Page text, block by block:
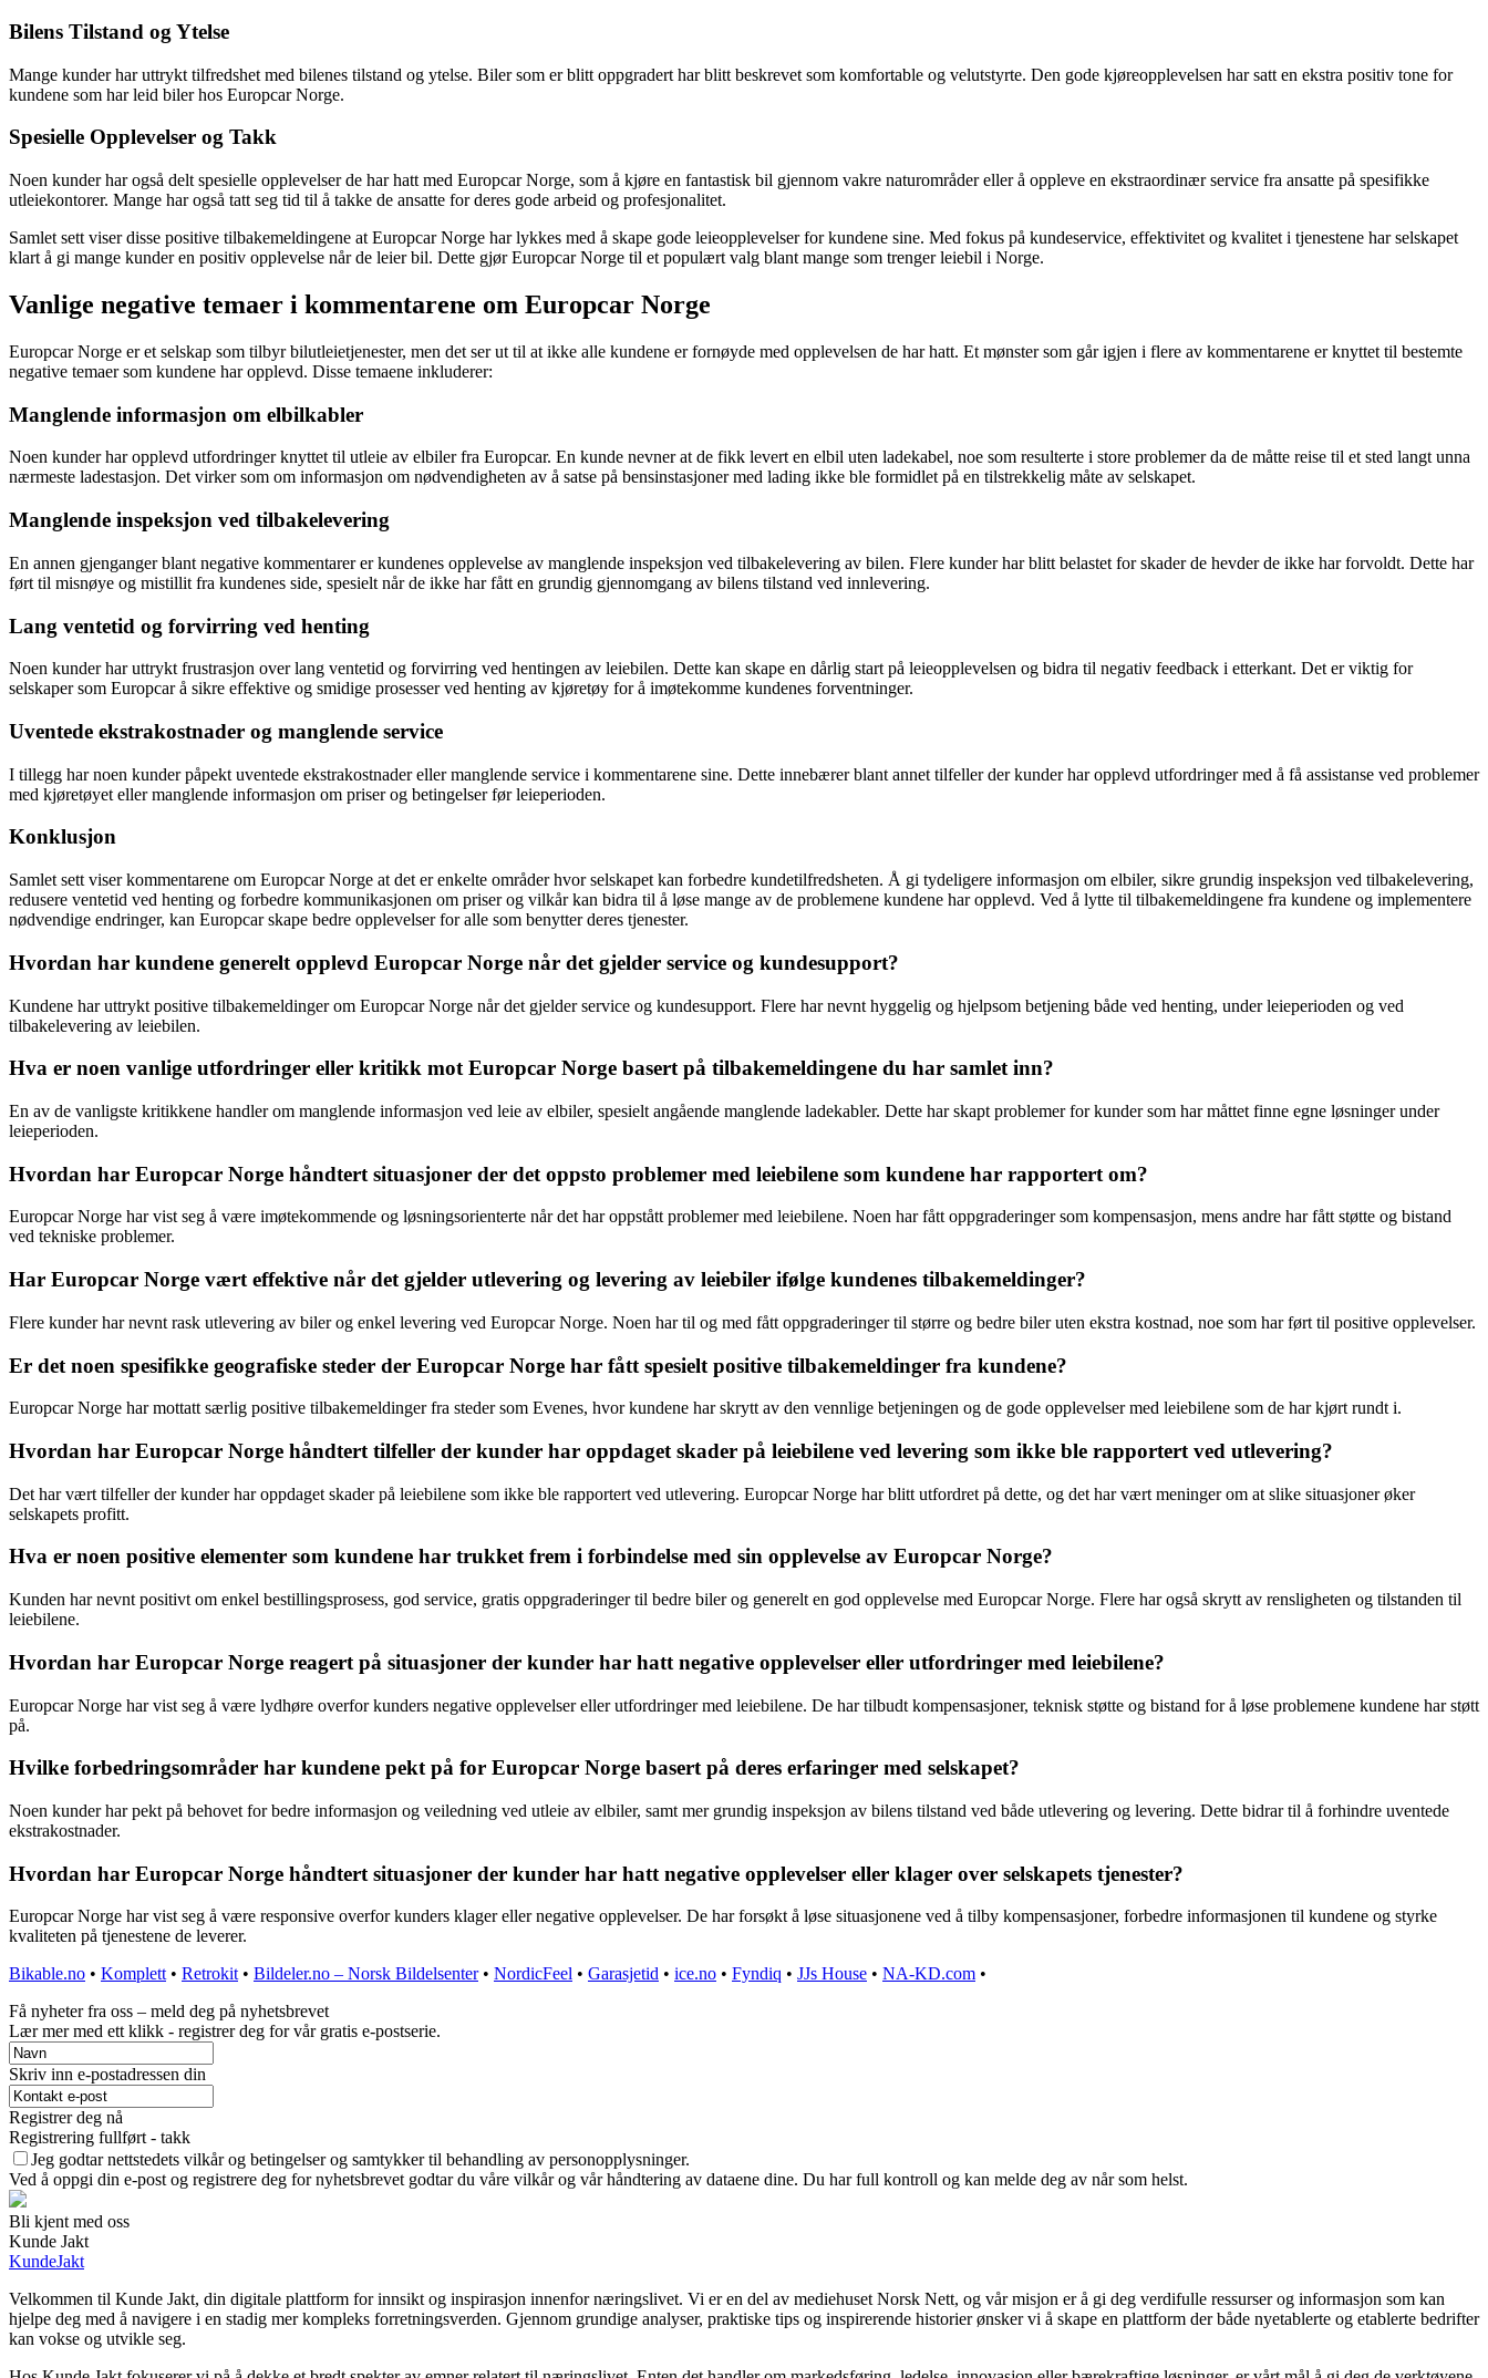
Bilens Tilstand og Ytelse
Mange kunder har uttrykt tilfredshet med bilenes tilstand og ytelse. Biler som er blitt oppgradert har blitt beskrevet som komfortable og velutstyrte. Den gode kjøreopplevelsen har satt en ekstra positiv tone for
kundene som har leid biler hos Europcar Norge.
Spesielle Opplevelser og Takk
Noen kunder har også delt spesielle opplevelser de har hatt med Europcar Norge, som å kjøre en fantastisk bil gjennom vakre naturområder eller å oppleve en ekstraordinær service fra ansatte på spesifikke
utleiekontorer. Mange har også tatt seg tid til å takke de ansatte for deres gode arbeid og profesjonalitet.
Samlet sett viser disse positive tilbakemeldingene at Europcar Norge har lykkes med å skape gode leieopplevelser for kundene sine. Med fokus på kundeservice, effektivitet og kvalitet i tjenestene har selskapet
klart å gi mange kunder en positiv opplevelse når de leier bil. Dette gjør Europcar Norge til et populært valg blant mange som trenger leiebil i Norge.
Vanlige negative temaer i kommentarene om Europcar Norge
Europcar Norge er et selskap som tilbyr bilutleietjenester, men det ser ut til at ikke alle kundene er fornøyde med opplevelsen de har hatt. Et mønster som går igjen i flere av kommentarene er knyttet til bestemte
negative temaer som kundene har opplevd. Disse temaene inkluderer:
Manglende informasjon om elbilkabler
Noen kunder har opplevd utfordringer knyttet til utleie av elbiler fra Europcar. En kunde nevner at de fikk levert en elbil uten ladekabel, noe som resulterte i store problemer da de måtte reise til et sted langt unna
nærmeste ladestasjon. Det virker som om informasjon om nødvendigheten av å satse på bensinstasjoner med lading ikke ble formidlet på en tilstrekkelig måte av selskapet.
Manglende inspeksjon ved tilbakelevering
En annen gjenganger blant negative kommentarer er kundenes opplevelse av manglende inspeksjon ved tilbakelevering av bilen. Flere kunder har blitt belastet for skader de hevder de ikke har forvoldt. Dette har
ført til misnøye og mistillit fra kundenes side, spesielt når de ikke har fått en grundig gjennomgang av bilens tilstand ved innlevering.
Lang ventetid og forvirring ved henting
Noen kunder har uttrykt frustrasjon over lang ventetid og forvirring ved hentingen av leiebilen. Dette kan skape en dårlig start på leieopplevelsen og bidra til negativ feedback i etterkant. Det er viktig for
selskaper som Europcar å sikre effektive og smidige prosesser ved henting av kjøretøy for å imøtekomme kundenes forventninger.
Uventede ekstrakostnader og manglende service
I tillegg har noen kunder påpekt uventede ekstrakostnader eller manglende service i kommentarene sine. Dette innebærer blant annet tilfeller der kunder har opplevd utfordringer med å få assistanse ved problemer
med kjøretøyet eller manglende informasjon om priser og betingelser før leieperioden.
Konklusjon
Samlet sett viser kommentarene om Europcar Norge at det er enkelte områder hvor selskapet kan forbedre kundetilfredsheten. Å gi tydeligere informasjon om elbiler, sikre grundig inspeksjon ved tilbakelevering,
redusere ventetid ved henting og forbedre kommunikasjonen om priser og vilkår kan bidra til å løse mange av de problemene kundene har opplevd. Ved å lytte til tilbakemeldingene fra kundene og implementere
nødvendige endringer, kan Europcar skape bedre opplevelser for alle som benytter deres tjenester.
Hvordan har kundene generelt opplevd Europcar Norge når det gjelder service og kundesupport?
Kundene har uttrykt positive tilbakemeldinger om Europcar Norge når det gjelder service og kundesupport. Flere har nevnt hyggelig og hjelpsom betjening både ved henting, under leieperioden og ved
tilbakelevering av leiebilen.
Hva er noen vanlige utfordringer eller kritikk mot Europcar Norge basert på tilbakemeldingene du har samlet inn?
En av de vanligste kritikkene handler om manglende informasjon ved leie av elbiler, spesielt angående manglende ladekabler. Dette har skapt problemer for kunder som har måttet finne egne løsninger under
leieperioden.
Hvordan har Europcar Norge håndtert situasjoner der det oppsto problemer med leiebilene som kundene har rapportert om?
Europcar Norge har vist seg å være imøtekommende og løsningsorienterte når det har oppstått problemer med leiebilene. Noen har fått oppgraderinger som kompensasjon, mens andre har fått støtte og bistand
ved tekniske problemer.
Har Europcar Norge vært effektive når det gjelder utlevering og levering av leiebiler ifølge kundenes tilbakemeldinger?
Flere kunder har nevnt rask utlevering av biler og enkel levering ved Europcar Norge. Noen har til og med fått oppgraderinger til større og bedre biler uten ekstra kostnad, noe som har ført til positive opplevelser.
Er det noen spesifikke geografiske steder der Europcar Norge har fått spesielt positive tilbakemeldinger fra kundene?
Europcar Norge har mottatt særlig positive tilbakemeldinger fra steder som Evenes, hvor kundene har skrytt av den vennlige betjeningen og de gode opplevelser med leiebilene som de har kjørt rundt i.
Hvordan har Europcar Norge håndtert tilfeller der kunder har oppdaget skader på leiebilene ved levering som ikke ble rapportert ved utlevering?
Det har vært tilfeller der kunder har oppdaget skader på leiebilene som ikke ble rapportert ved utlevering. Europcar Norge har blitt utfordret på dette, og det har vært meninger om at slike situasjoner øker
selskapets profitt.
Hva er noen positive elementer som kundene har trukket frem i forbindelse med sin opplevelse av Europcar Norge?
Kunden har nevnt positivt om enkel bestillingsprosess, god service, gratis oppgraderinger til bedre biler og generelt en god opplevelse med Europcar Norge. Flere har også skrytt av rensligheten og tilstanden til
leiebilene.
Hvordan har Europcar Norge reagert på situasjoner der kunder har hatt negative opplevelser eller utfordringer med leiebilene?
Europcar Norge har vist seg å være lydhøre overfor kunders negative opplevelser eller utfordringer med leiebilene. De har tilbudt kompensasjoner, teknisk støtte og bistand for å løse problemene kundene har støtt
på.
Hvilke forbedringsområder har kundene pekt på for Europcar Norge basert på deres erfaringer med selskapet?
Noen kunder har pekt på behovet for bedre informasjon og veiledning ved utleie av elbiler, samt mer grundig inspeksjon av bilens tilstand ved både utlevering og levering. Dette bidrar til å forhindre uventede
ekstrakostnader.
Hvordan har Europcar Norge håndtert situasjoner der kunder har hatt negative opplevelser eller klager over selskapets tjenester?
Europcar Norge har vist seg å være responsive overfor kunders klager eller negative opplevelser. De har forsøkt å løse situasjonene ved å tilby kompensasjoner, forbedre informasjonen til kundene og styrke
kvaliteten på tjenestene de leverer.
Bikable.no • Komplett• Retrokit• Bildeler.no – Norsk Bildelsenter• NordicFeel • Garasjetid • ice.no • Fyndiq • JJs House • NA-KD.com •
Få nyheter fra oss – meld deg på nyhetsbrevet
Lær mer med ett klikk - registrer deg for vår gratis e-postserie.
Skriv inn e-postadressen din
Registrer deg nå
Registrering fullført - takk
Jeg godtar nettstedets vilkår og betingelser og samtykker til behandling av personopplysninger.
Ved å oppgi din e-post og registrere deg for nyhetsbrevet godtar du våre vilkår og vår håndtering av dataene dine. Du har full kontroll og kan melde deg av når som helst.
Bli kjent med oss
Kunde Jakt
KundeJakt
Velkommen til Kunde Jakt, din digitale plattform for innsikt og inspirasjon innenfor næringslivet. Vi er en del av mediehuset Norsk Nett, og vår misjon er å gi deg verdifulle ressurser og informasjon som kan
hjelpe deg med å navigere i en stadig mer kompleks forretningsverden. Gjennom grundige analyser, praktiske tips og inspirerende historier ønsker vi å skape en plattform der både nyetablerte og etablerte bedrifter
kan vokse og utvikle seg.